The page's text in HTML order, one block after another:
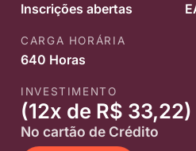
Inscrições abertas
CARGA HORÁRIA
640 Horas
INVESTIMENTO
(12x de R$ 33,22)
No cartão de Crédito